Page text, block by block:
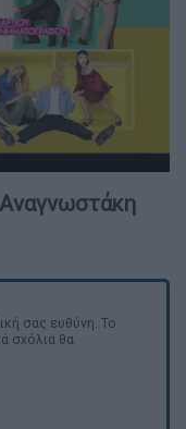
σας ευθύνη. Το
σχόλια θα